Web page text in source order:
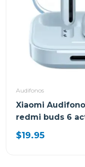
Audifonos
Xiaomi
redmi buds 6
$19.95